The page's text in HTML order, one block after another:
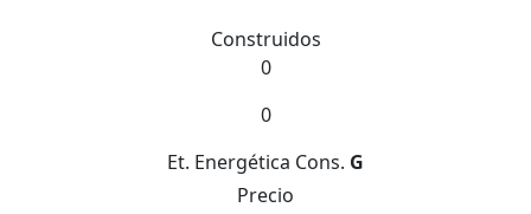
Construidos
0
0
Et. Energética Cons. G
Precio